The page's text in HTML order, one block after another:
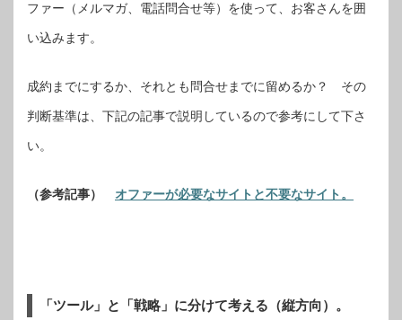
ファー（メルマガ、電話問合せ等）を使って、お客さんを囲
い込みます。
成約までにするか、それとも問合せまでに留めるか？ その
判断基準は、下記の記事で説明しているので参考にして下さ
い。
（参考記事） オファーが必要なサイトと不要なサイト。
「ツール」と「戦略」に分けて考える（縦方向）。